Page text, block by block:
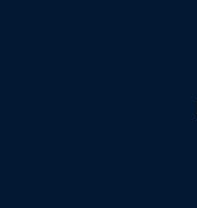
отдыха и
ар-деко также
удобства: услуги